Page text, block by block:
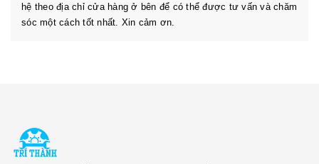
hệ theo địa chỉ cửa hàng ở bên để có thể được tư vấn và chăm
sóc một cách tốt nhất. Xin cảm ơn.